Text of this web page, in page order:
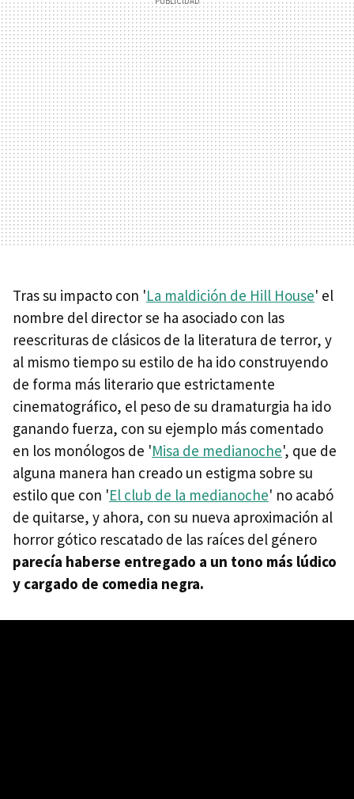
Tras su impacto con 'La maldición de Hill House' el
nombre del director se ha asociado con las
reescrituras de clásicos de la literatura de terror, y
al mismo tiempo su estilo de ha ido construyendo
de forma más literario que estrictamente
cinematográfico, el peso de su dramaturgia ha ido
ganando fuerza, con su ejemplo más comentado
en los monólogos de 'Misa de medianoche', que de
alguna manera han creado un estigma sobre su
estilo que con 'El club de la medianoche' no acabó
de quitarse, y ahora, con su nueva aproximación al
horror gótico rescatado de las raíces del género
parecía haberse entregado a un tono más lúdico
y cargado de comedia negra.